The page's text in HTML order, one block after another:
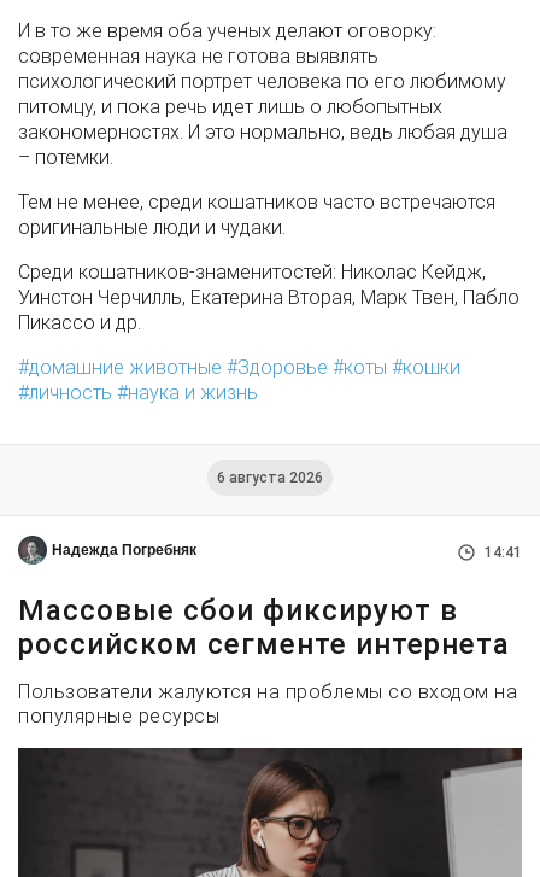
И в то же время оба ученых делают оговорку:
современная наука не готова выявлять
психологический портрет человека по его любимому
питомцу, и пока речь идет лишь о любопытных
закономерностях. И это нормально, ведь любая душа
– потемки.
Тем не менее, среди кошатников часто встречаются
оригинальные люди и чудаки.
Среди кошатников-знаменитостей: Николас Кейдж,
Уинстон Черчилль, Екатерина Вторая, Марк Твен, Пабло
Пикассо и др.
домашние животные
Здоровье коты
кошки
личность
наука и жизнь
6 августа 2026
Надежда Погребняк 14:41
Массовые сбои фиксируют в
российском сегменте интернета
Пользователи жалуются на проблемы со входом на
популярные ресурсы